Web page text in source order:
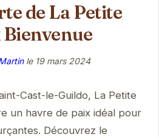
de La Petite
le 19 mars 2024
Cast-le-Guildo, La Petite
un havre de paix idéal pour
Découvrez le